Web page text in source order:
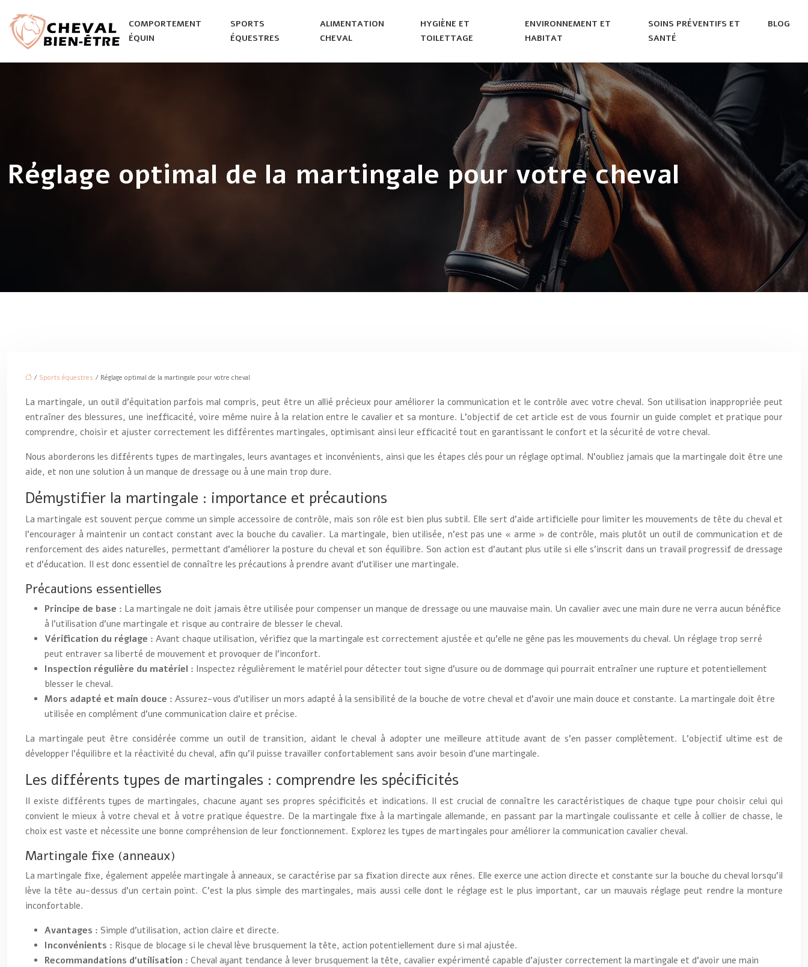
COMPORTEMENT
ÉQUIN
SPORTS
ÉQUESTRES
ALIMENTATION
CHEVAL
HYGIÈNE ET
TOILETTAGE
ENVIRONNEMENT ET
HABITAT
SOINS PRÉVENTIFS ET
SANTÉ
BLOG
Réglage optimal de la martingale pour votre cheval
/ Sports équestres / Réglage optimal de la martingale pour votre cheval
La martingale, un outil d’équitation parfois mal compris, peut être un allié précieux pour améliorer la communication et le contrôle avec votre cheval. Son utilisation inappropriée peut
entraîner des blessures, une inefficacité, voire même nuire à la relation entre le cavalier et sa monture. L’objectif de cet article est de vous fournir un guide complet et pratique pour
comprendre, choisir et ajuster correctement les différentes martingales, optimisant ainsi leur efficacité tout en garantissant le confort et la sécurité de votre cheval.
Nous aborderons les différents types de martingales, leurs avantages et inconvénients, ainsi que les étapes clés pour un réglage optimal. N’oubliez jamais que la martingale doit être une
aide, et non une solution à un manque de dressage ou à une main trop dure.
Démystifier la martingale : importance et précautions
La martingale est souvent perçue comme un simple accessoire de contrôle, mais son rôle est bien plus subtil. Elle sert d’aide artificielle pour limiter les mouvements de tête du cheval et
l’encourager à maintenir un contact constant avec la bouche du cavalier. La martingale, bien utilisée, n’est pas une « arme » de contrôle, mais plutôt un outil de communication et de
renforcement des aides naturelles, permettant d’améliorer la posture du cheval et son équilibre. Son action est d’autant plus utile si elle s’inscrit dans un travail progressif de dressage
et d’éducation. Il est donc essentiel de connaître les précautions à prendre avant d’utiliser une martingale.
Précautions essentielles
Principe de base : La martingale ne doit jamais être utilisée pour compenser un manque de dressage ou une mauvaise main. Un cavalier avec une main dure ne verra aucun bénéfice
à l’utilisation d’une martingale et risque au contraire de blesser le cheval.
Vérification du réglage : Avant chaque utilisation, vérifiez que la martingale est correctement ajustée et qu’elle ne gêne pas les mouvements du cheval. Un réglage trop serré
peut entraver sa liberté de mouvement et provoquer de l’inconfort.
Inspection régulière du matériel : Inspectez régulièrement le matériel pour détecter tout signe d’usure ou de dommage qui pourrait entraîner une rupture et potentiellement
blesser le cheval.
Mors adapté et main douce : Assurez-vous d’utiliser un mors adapté à la sensibilité de la bouche de votre cheval et d’avoir une main douce et constante. La martingale doit être
utilisée en complément d’une communication claire et précise.
La martingale peut être considérée comme un outil de transition, aidant le cheval à adopter une meilleure attitude avant de s’en passer complètement. L’objectif ultime est de
développer l’équilibre et la réactivité du cheval, afin qu’il puisse travailler confortablement sans avoir besoin d’une martingale.
Les différents types de martingales : comprendre les spécificités
Il existe différents types de martingales, chacune ayant ses propres spécificités et indications. Il est crucial de connaître les caractéristiques de chaque type pour choisir celui qui
convient le mieux à votre cheval et à votre pratique équestre. De la martingale fixe à la martingale allemande, en passant par la martingale coulissante et celle à collier de chasse, le
choix est vaste et nécessite une bonne compréhension de leur fonctionnement. Explorez les types de martingales pour améliorer la communication cavalier cheval.
Martingale fixe (anneaux)
La martingale fixe, également appelée martingale à anneaux, se caractérise par sa fixation directe aux rênes. Elle exerce une action directe et constante sur la bouche du cheval lorsqu’il
lève la tête au-dessus d’un certain point. C’est la plus simple des martingales, mais aussi celle dont le réglage est le plus important, car un mauvais réglage peut rendre la monture
inconfortable.
Avantages : Simple d’utilisation, action claire et directe.
Inconvénients : Risque de blocage si le cheval lève brusquement la tête, action potentiellement dure si mal ajustée.
Recommandations d’utilisation : Cheval ayant tendance à lever brusquement la tête, cavalier expérimenté capable d’ajuster correctement la martingale et d’avoir une main